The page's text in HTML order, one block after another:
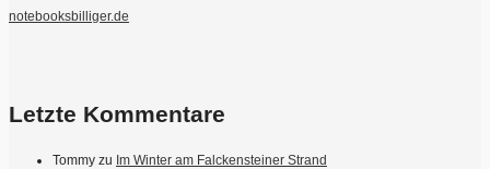
notebooksbilliger.de
Letzte Kommentare
Tommy zu Im Winter am Falckensteiner Strand